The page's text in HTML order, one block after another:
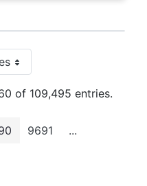
Page
of 109,495 entries.
Page
9691 ...Intermediate